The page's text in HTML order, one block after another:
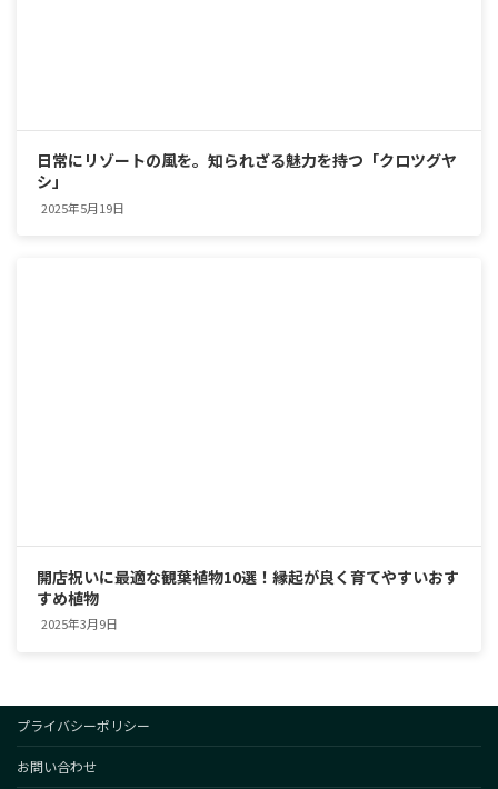
日常にリゾートの風を。知られざる魅力を持つ「クロツグヤ
シ」
2025年5月19日
開店祝いに最適な観葉植物10選！縁起が良く育てやすいおす
すめ植物
2025年3月9日
プライバシーポリシー
お問い合わせ